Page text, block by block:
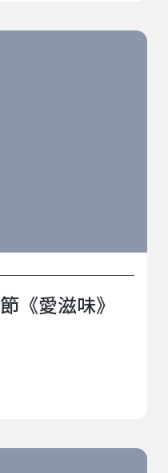
《愛滋味》
藝穗節《你好！平行時